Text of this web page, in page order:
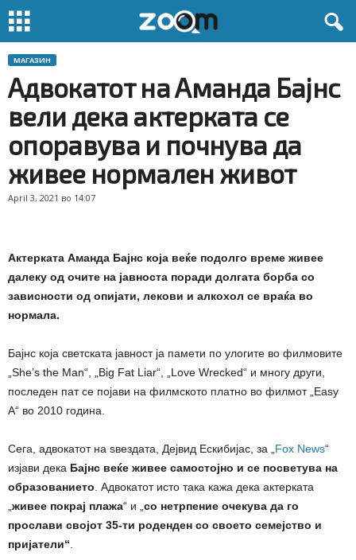
МАГАЗИН
Адвокатот на Аманда Бајнс
вели дека актерката се
опоравува и почнува да
живее нормален живот
April 3, 2021 во 14:07
Актерката Аманда Бајнс која веќе подолго време живее
далеку од очите на јавноста поради долгата борба со
зависности од опијати, лекови и алкохол се враќа во
нормала.
Бајнс која светската јавност ја памети по улогите во филмовите
„She’s the Man“, „Big Fat Liar“, „Love Wrecked“ и многу други,
последен пат се појави на филмското платно во филмот „Easy
A“ во 2010 година.
Сега, адвокатот на ѕвездата, Дејвид Ескибијас, за „ Fox News“
изјави дека Бајнс веќе живее самостојно и се посветува на
образованието . Адвокатот исто така кажа дека актерката
живее покрај плажа“ и „ со нетрпение очекува да го
прослави својот 35-ти роденден со своето семејство и
пријатели“